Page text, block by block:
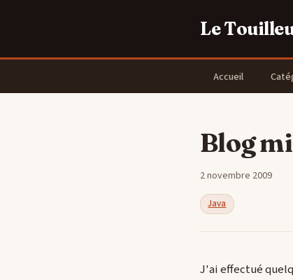
Le
Accueil
Blog
2 novembre 2009
Java
J'ai effectué